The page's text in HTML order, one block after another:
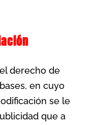
derecho de
en cuyo
se le
que a